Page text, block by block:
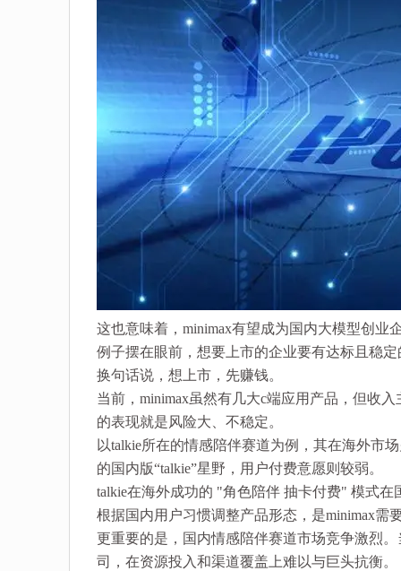
这也意味着，minimax有望成为国内大模型创业
例子摆在眼前，想要上市的企业要有达标且稳
换句话说，想上市，先赚钱。
当前，minimax虽然有几大c端应用产品，但收
的表现就是风险大、不稳定。
以talkie所在的情感陪伴赛道为例，其在海外市
的国内版“talkie”星野，用户付费意愿则较弱。
talkie在海外成功的 "角色陪伴 抽卡付费" 模式
根据国内用户习惯调整产品形态，是minimax需
更重要的是，国内情感陪伴赛道市场竞争激烈
司，在资源投入和渠道覆盖上难以与巨头抗衡。